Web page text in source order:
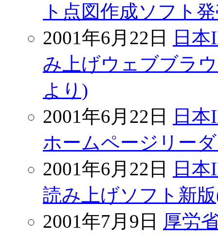
ト点図作成ソフト
2001年6月22日
日
み上げウェブブラ
より)
2001年6月22日
日
ホームページリーダ
2001年6月22日
日
読み上げソフト新
2001年7月9日 厚労